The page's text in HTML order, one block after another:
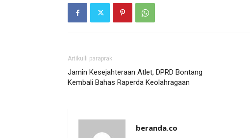
Artikulli paraprak
Jamin Kesejahteraan Atlet, DPRD Bontang
Kembali Bahas Raperda Keolahragaan
beranda.co